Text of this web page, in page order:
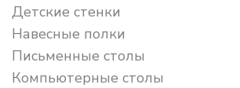
Детские стенки
Навесные полки
Письменные столы
Компьютерные столы